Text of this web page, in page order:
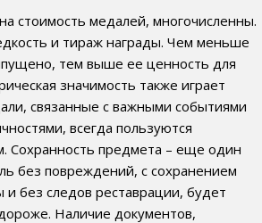
стоимость медалей, многочисленны.
и тираж награды. Чем меньше
тем выше ее ценность для
значимость также играет
связанные с важными событиями
всегда пользуются
Сохранность предмета – еще один
без повреждений, с сохранением
и без следов реставрации, будет
Наличие документов,